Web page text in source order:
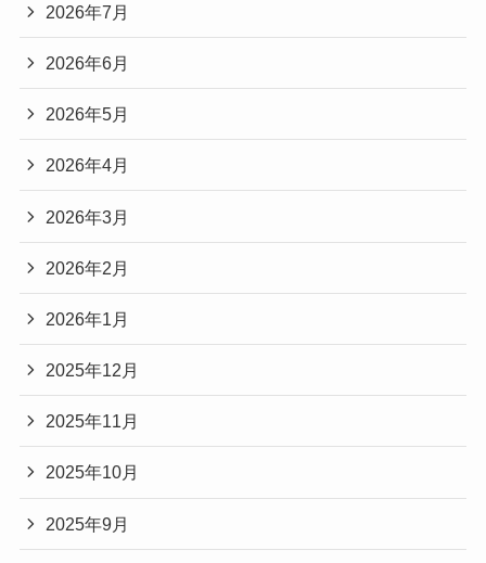
2026年7月
2026年6月
2026年5月
2026年4月
2026年3月
2026年2月
2026年1月
2025年12月
2025年11月
2025年10月
2025年9月